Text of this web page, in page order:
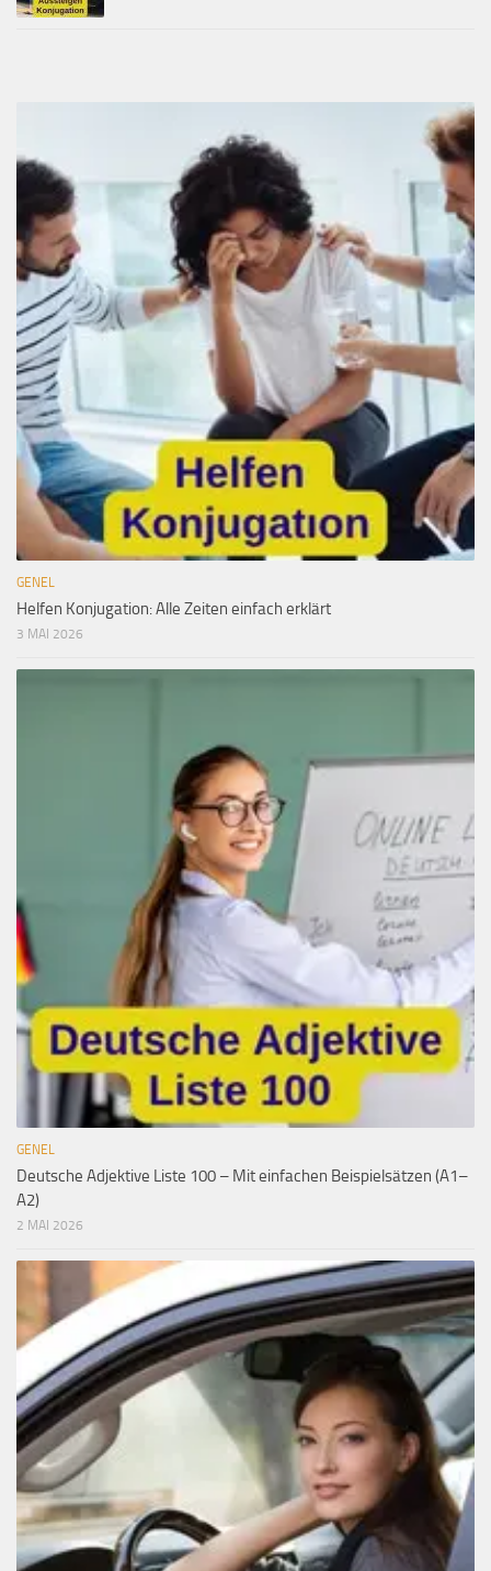
GENEL
Helfen Konjugation: Alle Zeiten einfach erklärt
3 MAI 2026
GENEL
Deutsche Adjektive Liste 100 – Mit einfachen Beispielsätzen (A1–
A2)
2 MAI 2026